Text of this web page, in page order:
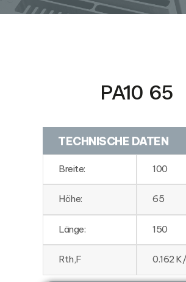
PA10 65
TECHNISCHE DATEN
Breite: 100
Höhe: 65
Länge: 150
Rth,F 0.162